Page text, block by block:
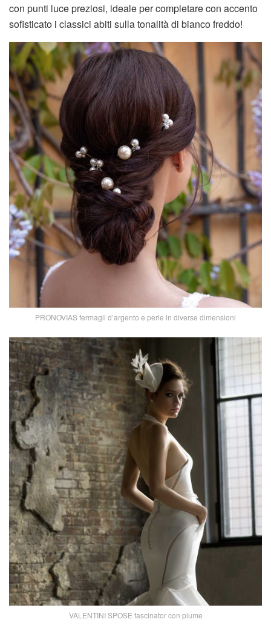
con punti luce preziosi, ideale per completare con accento
sofisticato i classici abiti sulla tonalità di bianco freddo!
PRONOVIAS fermagli d’argento e perle in diverse dimensioni
VALENTINI SPOSE fascinator con piume